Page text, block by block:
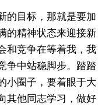
的目标，那就是要加
的精神状态来迎接新
和竞争在等着我，我
争中站稳脚步。踏踏
小圈子，要着眼于大
其他同志学习，做好